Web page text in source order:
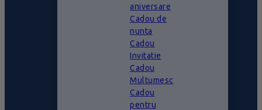
aniversare
Cadou de
nunta
Cadou
Invitatie
Cadou
Multumesc
Cadou
pentru